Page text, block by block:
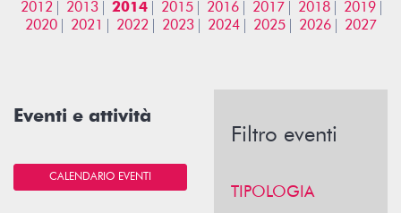
2012
2013 2014 2015 2016 2017 2018
2019
2020
2021 2022 2023 2024 2025 2026 2027
Eventi e attività
CALENDARIO EVENTI
Filtro eventi
TIPOLOGIA